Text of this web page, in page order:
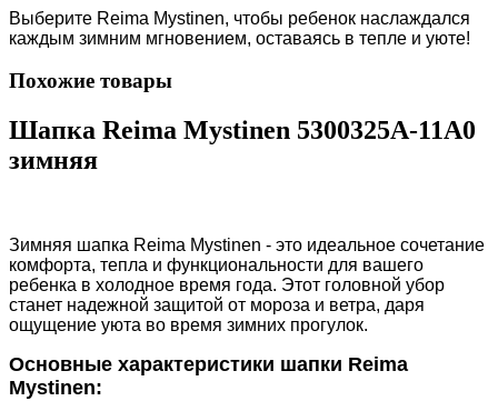
Выберите Reima Mystinen, чтобы ребенок наслаждался
каждым зимним мгновением, оставаясь в тепле и уюте!
Похожие товары
Шапка Reima Mystinen 5300325A-11A0
зимняя
Зимняя шапка Reima Mystinen - это идеальное сочетание
комфорта, тепла и функциональности для вашего
ребенка в холодное время года. Этот головной убор
станет надежной защитой от мороза и ветра, даря
ощущение уюта во время зимних прогулок.
Основные характеристики шапки Reima
Mystinen: